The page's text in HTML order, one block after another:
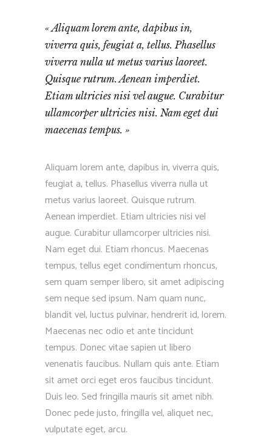
Aliquam lorem ante, dapibus in,
viverra quis, feugiat a, tellus. Phasellus
viverra nulla ut metus varius laoreet.
Quisque rutrum. Aenean imperdiet.
Etiam ultricies nisi vel augue. Curabitur
ullamcorper ultricies nisi. Nam eget dui
maecenas tempus.
Aliquam lorem ante, dapibus in, viverra quis,
feugiat a, tellus. Phasellus viverra nulla ut
metus varius laoreet. Quisque rutrum.
Aenean imperdiet. Etiam ultricies nisi vel
augue. Curabitur ullamcorper ultricies nisi.
Nam eget dui. Etiam rhoncus. Maecenas
tempus, tellus eget condimentum rhoncus,
sem quam semper libero, sit amet adipiscing
sem neque sed ipsum. Nam quam nunc,
blandit vel, luctus pulvinar, hendrerit id, lorem.
Maecenas nec odio et ante tincidunt
tempus. Donec vitae sapien ut libero
venenatis faucibus. Nullam quis ante. Etiam
sit amet orci eget eros faucibus tincidunt.
Duis leo. Sed fringilla mauris sit amet nibh.
Donec pede justo, fringilla vel, aliquet nec,
vulputate eget, arcu.